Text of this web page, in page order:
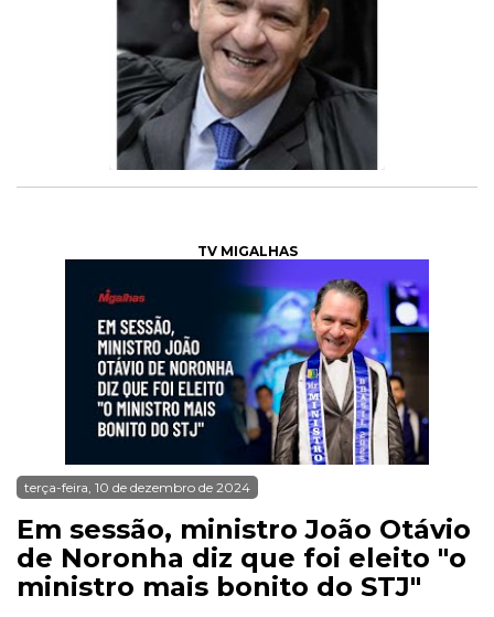
TV MIGALHAS
terça-feira, 10 de dezembro de 2024
Em sessão, ministro João Otávio
de Noronha diz que foi eleito "o
ministro mais bonito do STJ"